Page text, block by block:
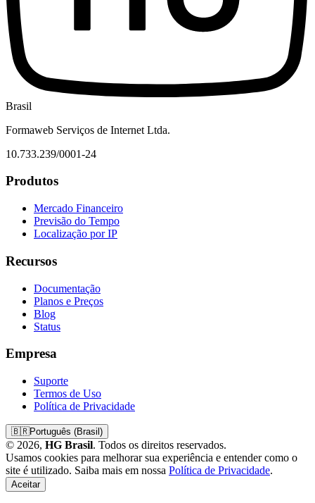
Brasil
Formaweb Serviços de Internet Ltda.
10.733.239/0001-24
Produtos
Mercado Financeiro
Previsão do Tempo
Localização por IP
Recursos
Documentação
Planos e Preços
Blog
Status
Empresa
Suporte
Termos de Uso
Política de Privacidade
🇧🇷Português (Brasil)
© 2026, HG Brasil. Todos os direitos reservados.
Usamos cookies para melhorar sua experiência e entender como o
site é utilizado. Saiba mais em nossa Política de Privacidade.
Aceitar